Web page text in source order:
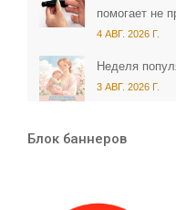
помогает не
4 АВГ. 2026 Г.
Неделя
3 АВГ. 2026 Г.
Блок баннеров